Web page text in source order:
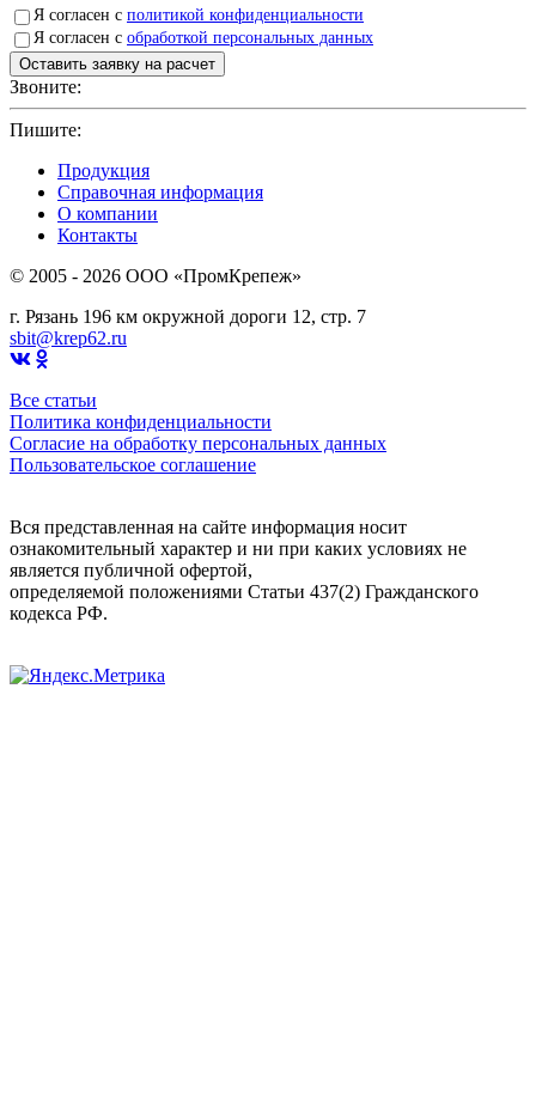
Я согласен с политикой конфиденциальности
Я согласен с обработкой персональных данных
Звоните:
Пишите:
Продукция
Справочная информация
О компании
Контакты
© 2005 - 2026 OOO «ПромКрепеж»
г. Рязань 196 км окружной дороги 12, стр. 7
sbit@krep62.ru
Все статьи
Политика конфиденциальности
Согласие на обработку персональных данных
Пользовательское соглашение
Вся представленная на сайте информация носит
ознакомительный характер и ни при каких условиях не
является публичной офертой,
определяемой положениями Статьи 437(2) Гражданского
кодекса РФ.